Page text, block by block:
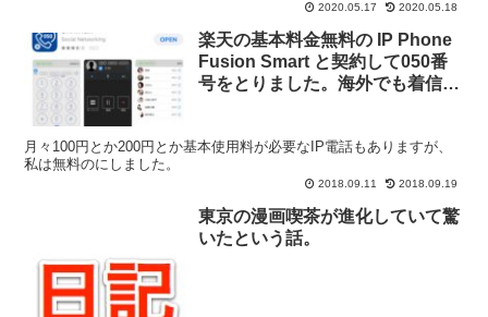
2020.05.17 2020.05.18
楽天の基本料金無料の IP Phone
Fusion Smart と契約して050番
号をとりました。海外でも着信で
月々100円とか200円とか基本使用料が必要なIP電話もありますが、
私は無料のにしました。
2018.09.11 2018.09.19
東京の漫画喫茶が進化していて驚
いたという話。